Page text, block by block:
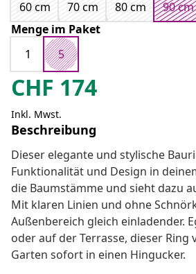
60 cm
70 cm 80 cm 90 cm
Menge im Paket
1
5
CHF 174
Inkl. Mwst.
Beschreibung
Dieser elegante und stylische
Funktionalität und Design in
die Baumstämme und sieht dazu
Mit klaren Linien und ohne
Außenbereich gleich einladender.
oder auf der Terrasse, dieser Ring
Garten sofort in einen Hingucker.